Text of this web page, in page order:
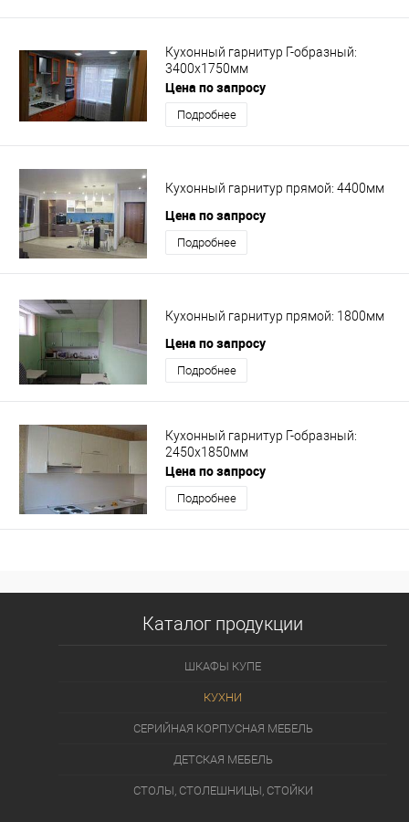
Кухонный гарнитур Г-образный:
3400х1750мм
Цена по запросу
Подробнее
Кухонный гарнитур прямой: 4400мм
Цена по запросу
Подробнее
Кухонный гарнитур прямой: 1800мм
Цена по запросу
Подробнее
Кухонный гарнитур Г-образный:
2450х1850мм
Цена по запросу
Подробнее
Каталог продукции
ШКАФЫ КУПЕ
КУХНИ
СЕРИЙНАЯ КОРПУСНАЯ МЕБЕЛЬ
ДЕТСКАЯ МЕБЕЛЬ
СТОЛЫ, СТОЛЕШНИЦЫ, СТОЙКИ